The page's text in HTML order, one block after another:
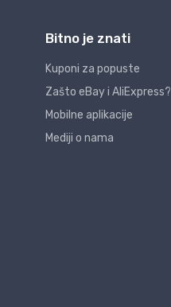
Bitno je znati
Kuponi za popuste
Zašto eBay i AliExpress?
Mobilne aplikacije
Mediji o nama